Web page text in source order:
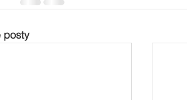
posty